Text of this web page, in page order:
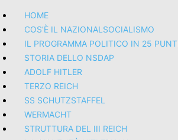
HOME
COS’È IL NAZIONALSOCIALISMO
IL PROGRAMMA POLITICO IN 25
STORIA DELLO NSDAP
ADOLF HITLER
TERZO REICH
SS SCHUTZSTAFFEL
WERMACHT
STRUTTURA DEL III REICH